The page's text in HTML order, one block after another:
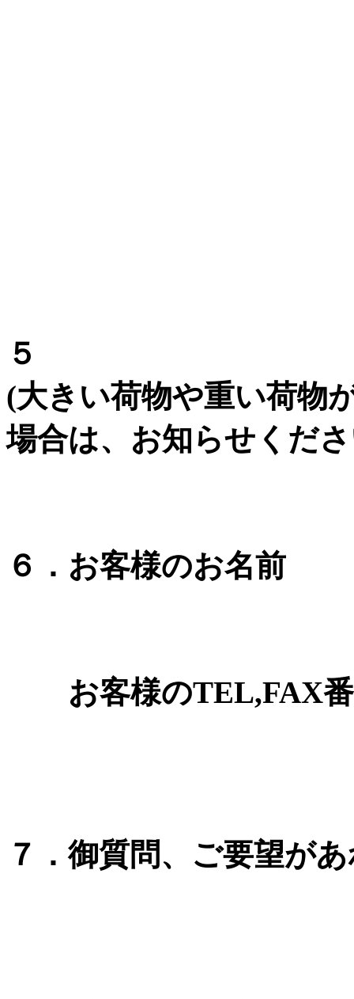
５
(大きい荷物や重い荷物
場合は、お知らせくだ
６．お客様のお名前
お客様のTEL,FAX
７．御質問、ご要望が